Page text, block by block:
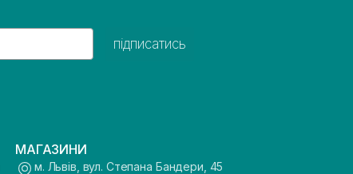
підписатись
МАГАЗИНИ
м. Львів, вул. Степана Бандери, 45